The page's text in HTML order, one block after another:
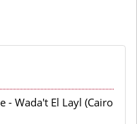
- Wada't El Layl (Cairo